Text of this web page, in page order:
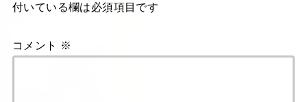
付いている欄は必須項目です
コメント ※